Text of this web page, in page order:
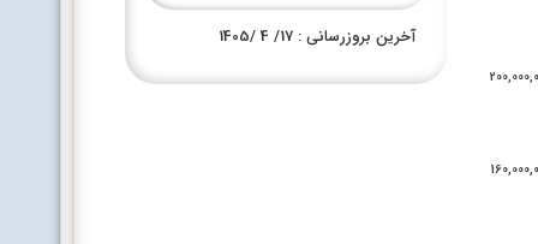
آخرین بروزرسانی : 17 / 4 /
1405